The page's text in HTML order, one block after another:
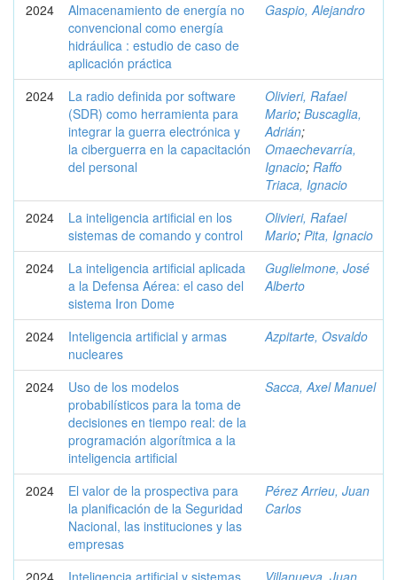
2024
Almacenamiento de energía no
convencional como energía
hidráulica : estudio de caso de
aplicación práctica
Gaspio, Alejandro
2024
La radio definida por software
(SDR) como herramienta para
integrar la guerra electrónica y
la ciberguerra en la capacitación
del personal
Olivieri, Rafael
Mario; Buscaglia,
Adrián;
Omaechevarría,
Ignacio; Raffo
Triaca, Ignacio
2024
La inteligencia artificial en los
sistemas de comando y control
Olivieri, Rafael
Mario; Pita, Ignacio
2024
La inteligencia artificial aplicada
a la Defensa Aérea: el caso del
sistema Iron Dome
Guglielmone, José
Alberto
2024
Inteligencia artificial y armas
nucleares
Azpitarte, Osvaldo
2024
Uso de los modelos
probabilísticos para la toma de
decisiones en tiempo real: de la
programación algorítmica a la
inteligencia artificial
Sacca, Axel Manuel
2024
El valor de la prospectiva para
la planificación de la Seguridad
Nacional, las instituciones y las
empresas
Pérez Arrieu, Juan
Carlos
2024 Inteligencia artificial y sistemas Villanueva, Juan